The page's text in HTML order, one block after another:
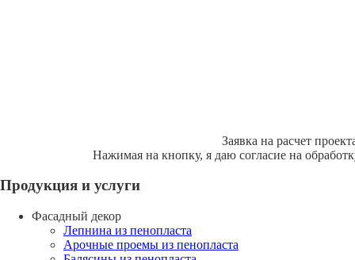
Заявка на расчет
Нажимая на кнопку, я даю согласие на
Продукция и услуги
Фасадный декор
Лепнина из пенопласта
Арочные проемы из пенопласта